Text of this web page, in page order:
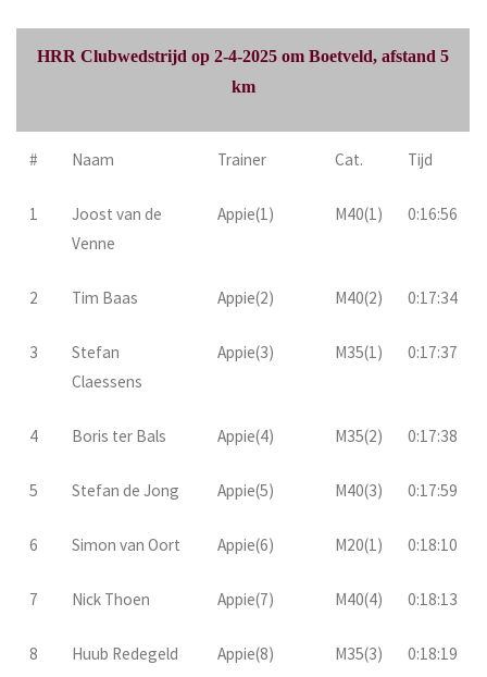
HRR Clubwedstrijd op 2-4-2025 om Boetveld, afstand 5
km
# Naam Trainer Cat. Tijd
1
Joost van de
Venne
Appie(1) M40(1) 0:16:56
2 Tim Baas Appie(2) M40(2) 0:17:34
3
Stefan
Claessens
Appie(3) M35(1) 0:17:37
4 Boris ter Bals Appie(4) M35(2) 0:17:38
5 Stefan de Jong Appie(5) M40(3) 0:17:59
6 Simon van Oort Appie(6) M20(1) 0:18:10
7 Nick Thoen Appie(7) M40(4) 0:18:13
8 Huub Redegeld Appie(8) M35(3) 0:18:19